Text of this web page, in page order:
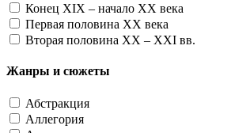
Конец XIX – начало XX века
Первая половина XX века
Вторая половина XX – XXI вв.
Жанры и сюжеты
Абстракция
Аллегория